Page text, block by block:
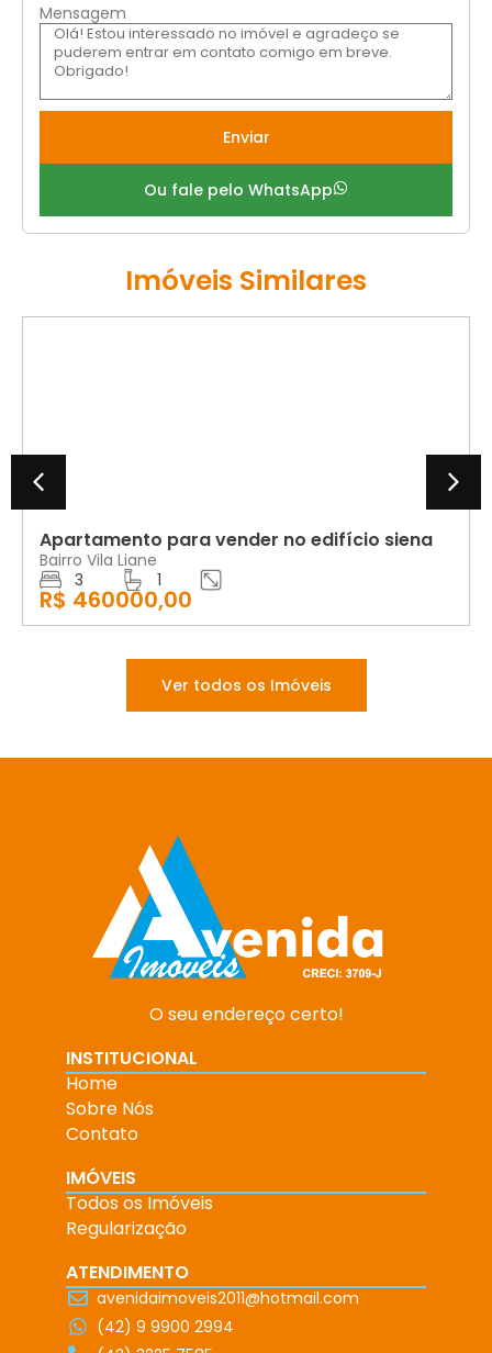
Mensagem
Enviar
Ou fale pelo WhatsApp
Imóveis Similares
Apartamento para vender no edifício siena
Bairro Vila Liane
3
1
R$ 460000,00
Ver todos os Imóveis
O seu endereço certo!
INSTITUCIONAL
Home
Sobre Nós
Contato
IMÓVEIS
Todos os Imóveis
Regularização
ATENDIMENTO
avenidaimoveis2011@hotmail.com
(42) 9 9900 2994